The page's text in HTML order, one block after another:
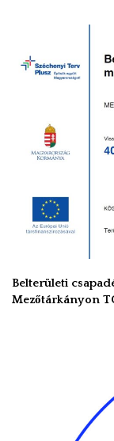
Belterületi
Mezőtárkányon